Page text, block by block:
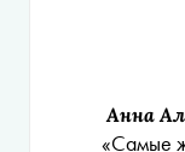
Анна
«Самые